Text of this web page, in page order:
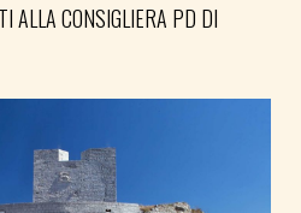
ALLA CONSIGLIERA PD DI